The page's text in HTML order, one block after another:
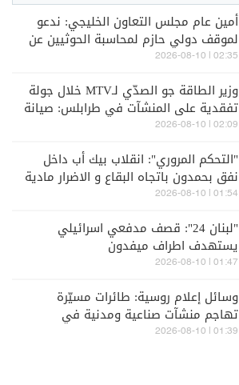
أمين عام مجلس التعاون الخليجي: ندعو
لموقف دولي حازم لمحاسبة الحوثيين عن
هجماتهم وانتهاكاتهم
02:35 | 2026-08-10
وزير الطاقة جو الصدّي لـMTV خلال جولة
تفقدية على المنشآت في طرابلس: صيانة
خط الغاز العربي انطلقت وشركة مصرية
مهمّتها بعد 4 أسابيع
02:09 | 2026-08-10
"التحكم المروري": انقلاب بيك أب داخل
نفق بحمدون باتجاه البقاع و الاضرار مادية
وتم تحويل السير الى محاذاة النفق
01:54 | 2026-08-10
"لبنان 24": قصف مدفعي اسرائيلي
يستهدف اطراف ميفدون
01:47 | 2026-08-10
وسائل إعلام روسية: طائرات مسيّرة
تهاجم منشآت صناعية ومدنية في
نيجنكامسك الروسية
01:39 | 2026-08-10